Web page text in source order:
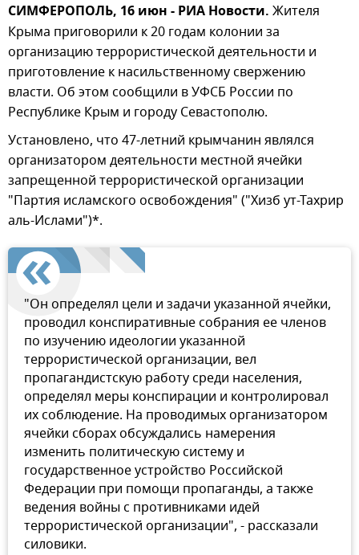
СИМФЕРОПОЛЬ, 16 июн - РИА Новости. Жителя
Крыма приговорили к 20 годам колонии за
организацию террористической деятельности и
приготовление к насильственному свержению
власти. Об этом сообщили в УФСБ России по
Республике Крым и городу Севастополю.
Установлено, что 47-летний крымчанин являлся
организатором деятельности местной ячейки
запрещенной террористической организации
"Партия исламского освобождения" ("Хизб ут-Тахрир
аль-Ислами")*.
"Он определял цели и задачи указанной ячейки,
проводил конспиративные собрания ее членов
по изучению идеологии указанной
террористической организации, вел
пропагандистскую работу среди населения,
определял меры конспирации и контролировал
их соблюдение. На проводимых организатором
ячейки сборах обсуждались намерения
изменить политическую систему и
государственное устройство Российской
Федерации при помощи пропаганды, а также
ведения войны с противниками идей
террористической организации", - рассказали
силовики.